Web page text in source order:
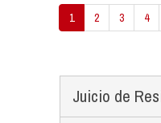
1 2 3 4
Juicio de